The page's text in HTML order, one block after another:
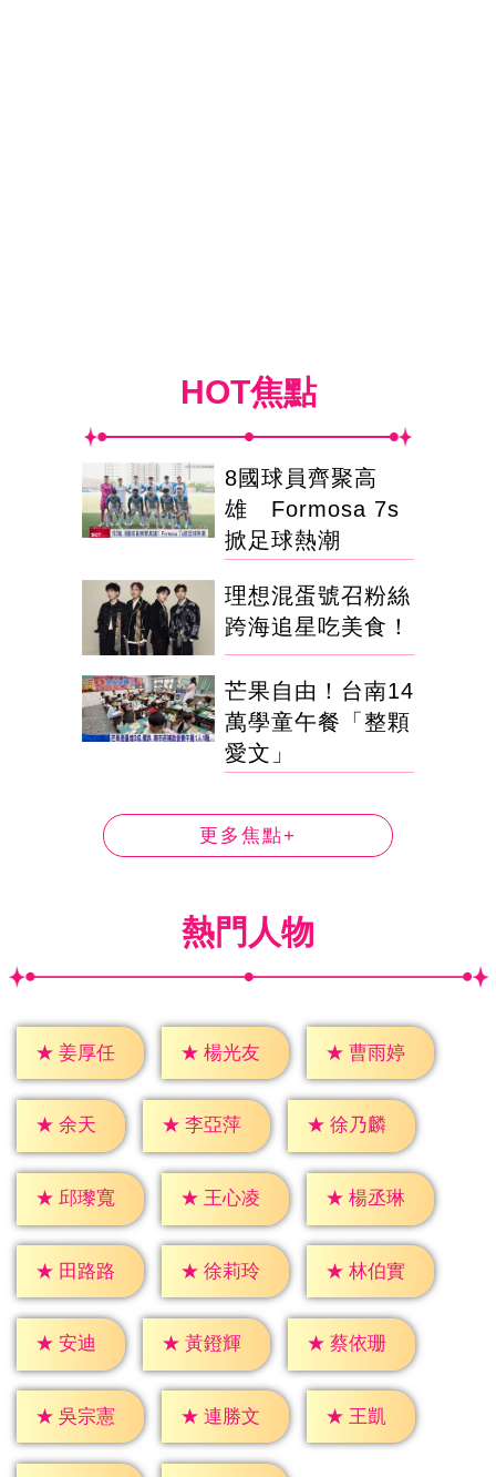
HOT焦點
8國球員齊聚高
雄 Formosa 7s
掀足球熱潮
理想混蛋號召粉絲
跨海追星吃美食！
芒果自由！台南14
萬學童午餐「整顆
愛文」
更多焦點+
熱門人物
★ 姜厚任 ★ 楊光友 ★ 曹雨婷
★ 余天 ★ 李亞萍 ★ 徐乃麟
★ 邱瓈寬 ★ 王心凌 ★ 楊丞琳
★ 田路路 ★ 徐莉玲 ★ 林伯實
★ 安迪 ★ 黃鐙輝 ★ 蔡依珊
★ 吳宗憲 ★ 連勝文 ★ 王凱